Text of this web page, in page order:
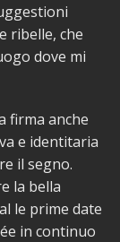
ribelle, che
dove mi
firma anche
e identitaria
il segno.
la bella
le prime date
in continuo